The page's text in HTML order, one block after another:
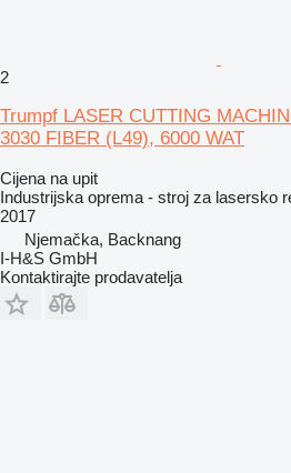
2
Trumpf LASER CUTTING
3030 FIBER (L49), 6000 WAT
Cijena na upit
Industrijska oprema - stroj za lasersko
2017
Njemačka, Backnang
I-H&S GmbH
Kontaktirajte prodavatelja